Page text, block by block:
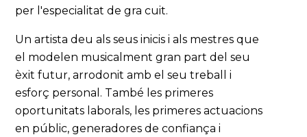
per l'especialitat de gra cuit.
Un artista deu als seus inicis i als mestres que
el modelen musicalment gran part del seu
èxit futur, arrodonit amb el seu treball i
esforç personal. També les primeres
oportunitats laborals, les primeres actuacions
en públic, generadores de confiança i